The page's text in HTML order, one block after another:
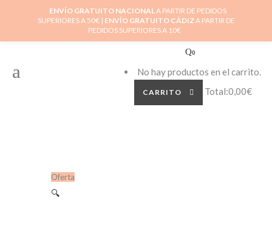
0
No hay productos en el carrito.
CARRITO Total:0,00€
Oferta
🔍
ENVÍO GRATUITO NACIONALA PARTIR DE PEDIDOS
SUPERIORES A 50€ | ENVÍO GRATUITO CÁDIZA PARTIR DE
PEDIDOS SUPERIORES A 10€